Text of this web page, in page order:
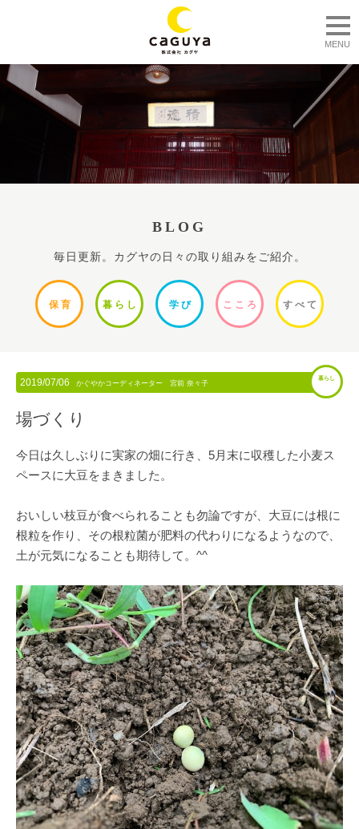
MENU
BLOG
毎日更新。カグヤの日々の取り組みをご紹介。
保 育 暮ら し 学 び ここ ろ すべて
2019/07/06 かぐやかコーディネーター 宮前 奈々子
暮らし
場づくり
今日は久しぶりに実家の畑に行き、5月末に収穫した小麦ス
ペースに大豆をまきました。
おいしい枝豆が食べられることも勿論ですが、大豆には根に
根粒を作り、その根粒菌が肥料の代わりになるようなので、
土が元気になることも期待して。^^